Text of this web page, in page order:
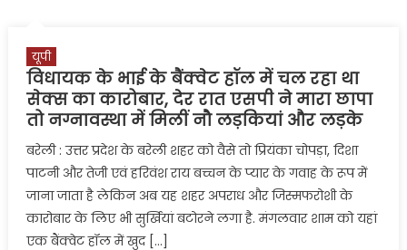
यूपी
विधायक के भाई के बैंक्वेट हॉल में चल रहा था
सेक्स का कारोबार, देर रात एसपी ने मारा छापा
तो नग्नावस्था में मिलीं नौ लड़कियां और लड़के
बरेली : उत्तर प्रदेश के बरेली शहर को वैसे तो प्रियंका चोपड़ा, दिशा
पाटनी और तेजी एवं हरिवंश राय बच्चन के प्यार के गवाह के रूप में
जाना जाता है लेकिन अब यह शहर अपराध और जिस्मफरोशी के
कारोबार के लिए भी सुर्खियां बटोरने लगा है. मंगलवार शाम को यहां
एक बैंक्वेट हॉल में खुद […]